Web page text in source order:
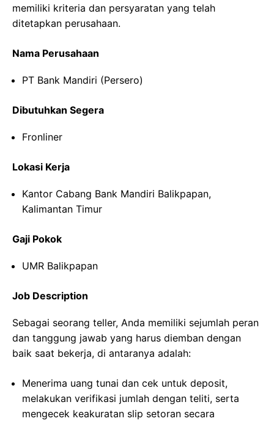
memiliki kriteria dan persyaratan yang telah
ditetapkan perusahaan.
Nama Perusahaan
PT Bank Mandiri (Persero)
Dibutuhkan Segera
Fronliner
Lokasi Kerja
Kantor Cabang Bank Mandiri Balikpapan,
Kalimantan Timur
Gaji Pokok
UMR Balikpapan
Job Description
Sebagai seorang teller, Anda memiliki sejumlah peran
dan tanggung jawab yang harus diemban dengan
baik saat bekerja, di antaranya adalah:
Menerima uang tunai dan cek untuk deposit,
melakukan verifikasi jumlah dengan teliti, serta
mengecek keakuratan slip setoran secara